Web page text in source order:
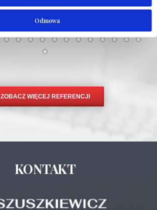
Odmowa
ZOBACZ WIĘCEJ REFERENCJI
KONTAKT